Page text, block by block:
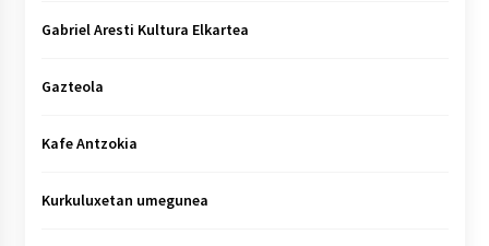
Gabriel Aresti Kultura Elkartea
Gazteola
Kafe Antzokia
Kurkuluxetan umegunea